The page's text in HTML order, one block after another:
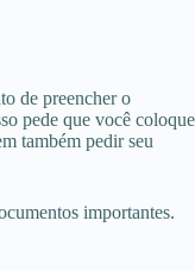
de preencher o
pede que você coloque
também pedir seu
importantes.